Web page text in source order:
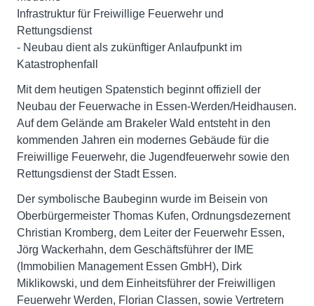
Infrastruktur für Freiwillige Feuerwehr und
Rettungsdienst
- Neubau dient als zukünftiger Anlaufpunkt im
Katastrophenfall
Mit dem heutigen Spatenstich beginnt offiziell der
Neubau der Feuerwache in Essen-Werden/Heidhausen.
Auf dem Gelände am Brakeler Wald entsteht in den
kommenden Jahren ein modernes Gebäude für die
Freiwillige Feuerwehr, die Jugendfeuerwehr sowie den
Rettungsdienst der Stadt Essen.
Der symbolische Baubeginn wurde im Beisein von
Oberbürgermeister Thomas Kufen, Ordnungsdezernent
Christian Kromberg, dem Leiter der Feuerwehr Essen,
Jörg Wackerhahn, dem Geschäftsführer der IME
(Immobilien Management Essen GmbH), Dirk
Miklikowski, und dem Einheitsführer der Freiwilligen
Feuerwehr Werden, Florian Classen, sowie Vertretern